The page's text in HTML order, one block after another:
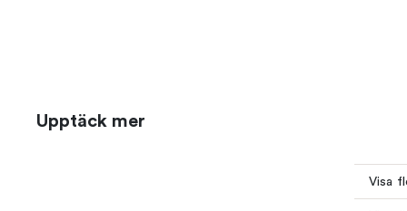
Upptäck mer
Visa